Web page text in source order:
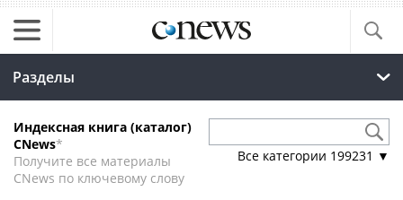
Разделы
Индексная книга (каталог)
CNews*
Получите все материалы
CNews по ключевому слову
Все категории 199231 ▼